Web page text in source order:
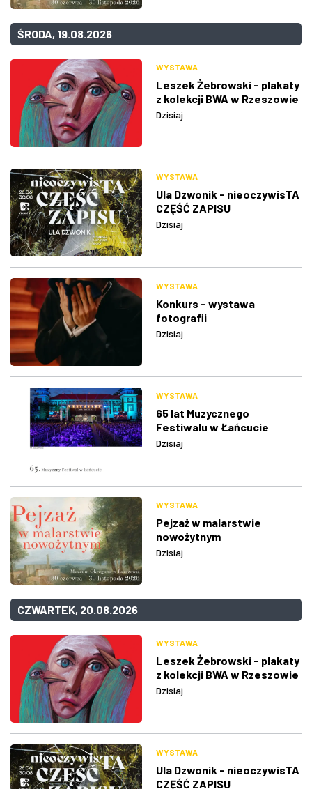
ŚRODA, 19.08.2026
WYSTAWA
Leszek Żebrowski - plakaty
z kolekcji BWA w Rzeszowie
Dzisiaj
WYSTAWA
Ula Dzwonik - nieoczywisTA
CZĘŚĆ ZAPISU
Dzisiaj
WYSTAWA
Konkurs - wystawa
fotografii
Dzisiaj
WYSTAWA
65 lat Muzycznego
Festiwalu w Łańcucie
Dzisiaj
WYSTAWA
Pejzaż w malarstwie
nowożytnym
Dzisiaj
CZWARTEK, 20.08.2026
WYSTAWA
Leszek Żebrowski - plakaty
z kolekcji BWA w Rzeszowie
Dzisiaj
WYSTAWA
Ula Dzwonik - nieoczywisTA
CZĘŚĆ ZAPISU